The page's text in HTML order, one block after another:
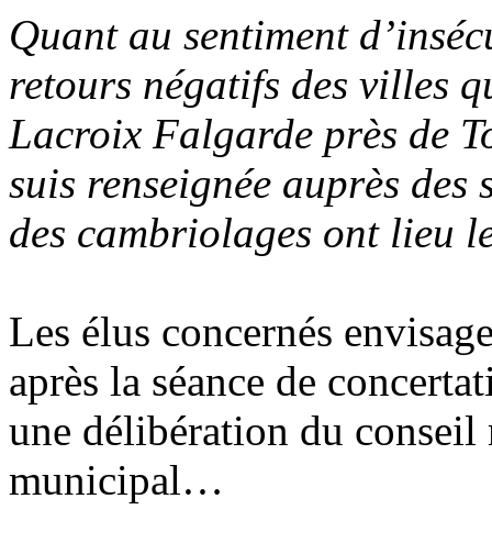
Quant au sentiment
retours négatifs des villes
Lacroix Falgarde près de
suis renseignée auprès des
des cambriolages ont lieu
Les élus concernés
après la séance de
une délibération du
municipal…